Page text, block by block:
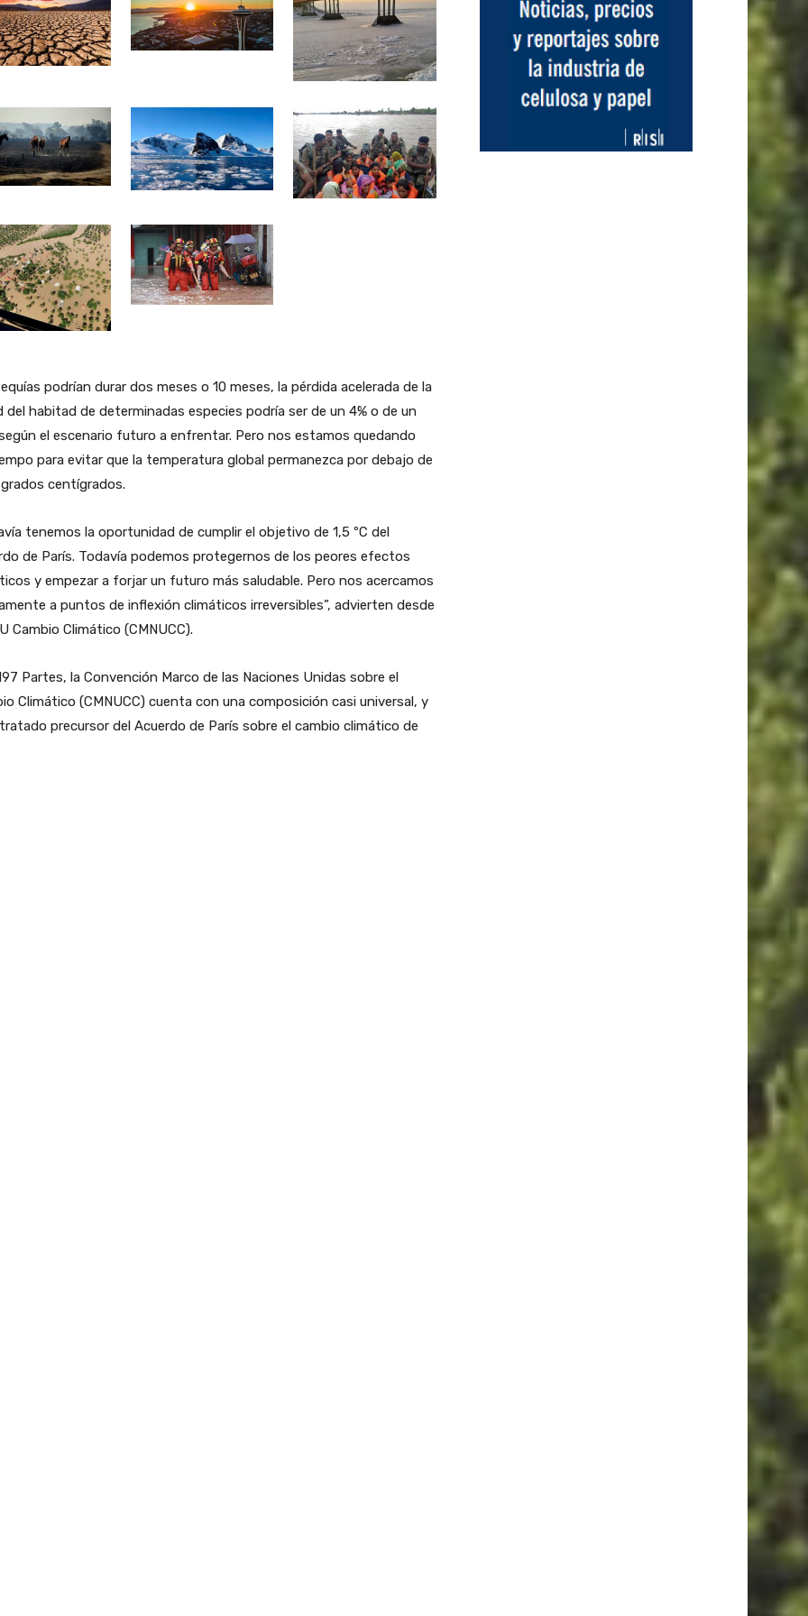
podrían durar dos meses o 10 meses, la pérdida acelerada de la
del habitad de determinadas especies podría ser de un 4% o de un
el escenario futuro a enfrentar. Pero nos estamos quedando
para evitar que la temperatura global permanezca por debajo de
centígrados.
tenemos la oportunidad de cumplir el objetivo de 1,5 ºC del
de París. Todavía podemos protegernos de los peores efectos
y empezar a forjar un futuro más saludable. Pero nos acercamos
a puntos de inflexión climáticos irreversibles”, advierten desde
Cambio Climático (CMNUCC).
Partes, la Convención Marco de las Naciones Unidas sobre el
Climático (CMNUCC) cuenta con una composición casi universal, y
precursor del Acuerdo de París sobre el cambio climático de